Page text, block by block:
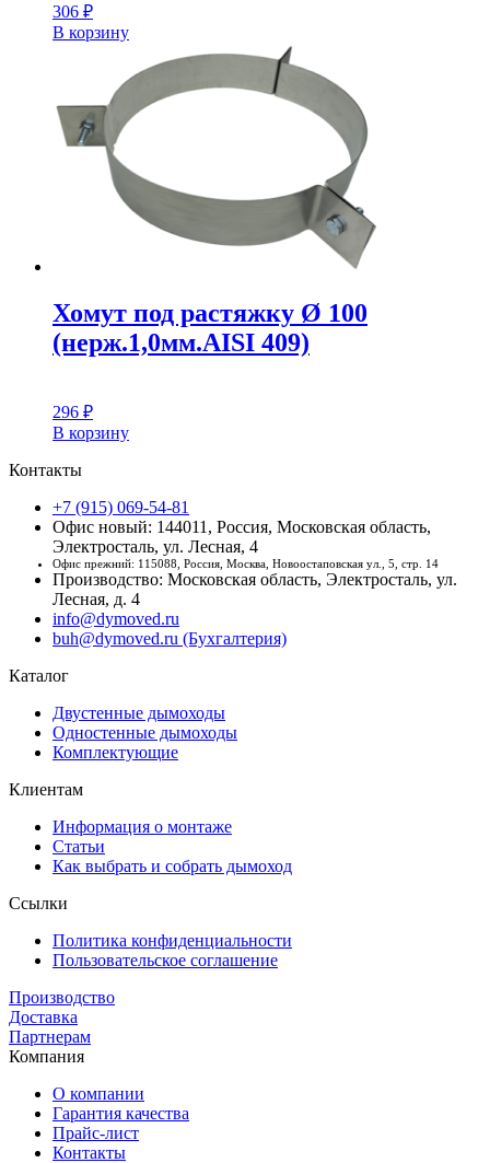
306 ₽
В корзину
Хомут под растяжку Ø 100
(нерж.1,0мм.AISI 409)
296 ₽
В корзину
Контакты
+7 (915) 069-54-81
Офис новый: 144011, Россия, Московская область,
Электросталь, ул. Лесная, 4
Офис прежний: 115088, Россия, Москва, Новоостаповская ул., 5, стр. 14
Производство: Московская область, Электросталь, ул.
Лесная, д. 4
info@dymoved.ru
buh@dymoved.ru (Бухгалтерия)
Каталог
Двустенные дымоходы
Одностенные дымоходы
Комплектующие
Клиентам
Информация о монтаже
Статьи
Как выбрать и собрать дымоход
Ссылки
Политика конфиденциальности
Пользовательское соглашение
Производство
Доставка
Партнерам
Компания
О компании
Гарантия качества
Прайс-лист
Контакты